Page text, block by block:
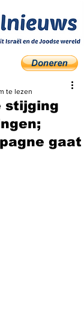
stijging
gaat
te lezen